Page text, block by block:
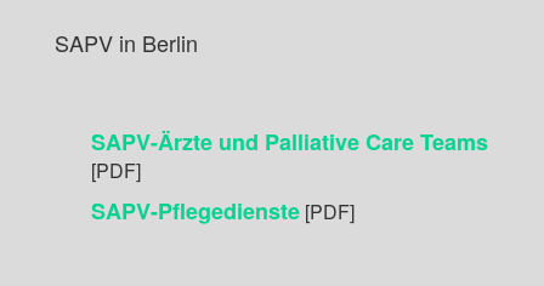
SAPV in Berlin
SAPV-Ärzte und Palliative Care Teams
[PDF]
SAPV-Pflegedienste [PDF]